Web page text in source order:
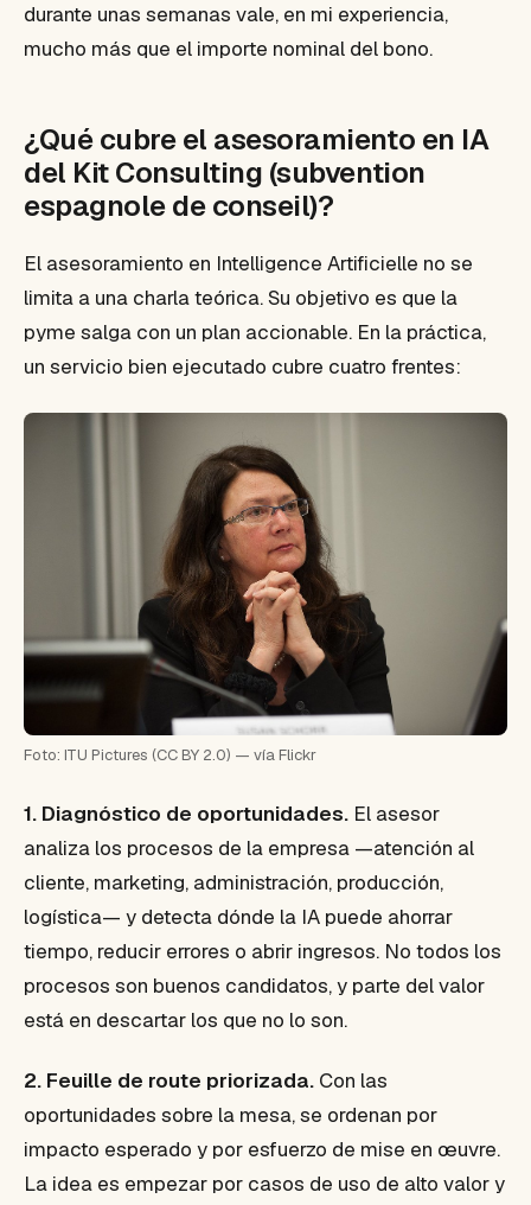
durante unas semanas vale, en mi experiencia,
mucho más que el importe nominal del bono.
¿Qué cubre el asesoramiento en IA
del Kit Consulting (subvention
espagnole de conseil)?
El asesoramiento en Intelligence Artificielle no se
limita a una charla teórica. Su objetivo es que la
pyme salga con un plan accionable. En la práctica,
un servicio bien ejecutado cubre cuatro frentes:
Foto: ITU Pictures (CC BY 2.0) — vía Flickr
1. Diagnóstico de oportunidades. El asesor
analiza los procesos de la empresa —atención al
cliente, marketing, administración, producción,
logística— y detecta dónde la IA puede ahorrar
tiempo, reducir errores o abrir ingresos. No todos los
procesos son buenos candidatos, y parte del valor
está en descartar los que no lo son.
2. Feuille de route priorizada. Con las
oportunidades sobre la mesa, se ordenan por
impacto esperado y por esfuerzo de mise en œuvre.
La idea es empezar por casos de uso de alto valor y